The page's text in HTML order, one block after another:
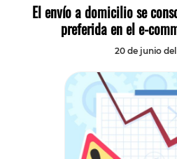
El envío a domicilio se
preferida en el e-
20 de junio